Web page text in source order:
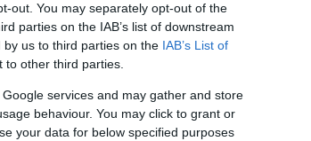
out. You may separately opt-out of the
parties on the IAB’s list of downstream
us to third parties on the IAB’s List of
other third parties.
services and may gather and store
behaviour. You may click to grant or
your data for below specified purposes
Kövessen Facebookon